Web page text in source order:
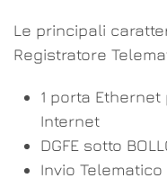
Le principali
Registratore
1 porta
Internet
DGFE sotto
Invio